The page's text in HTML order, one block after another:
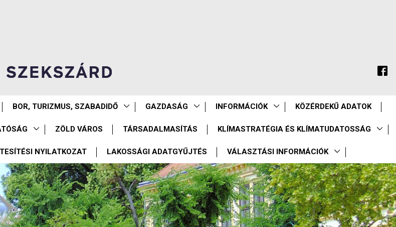
BOR, TURIZMUS, SZABADIDŐ GAZDASÁG INFORMÁCIÓK KÖZÉRDEKŰ ADATOK
ZÖLD VÁROS TÁRSADALMASÍTÁS KLÍMASTRATÉGIA ÉS KLÍMATUDATOSSÁG
NYILATKOZAT LAKOSSÁGI ADATGYŰJTÉS VÁLASZTÁSI INFORMÁCIÓK